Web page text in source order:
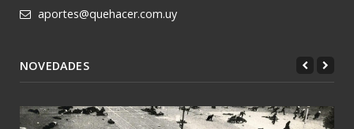
aportes@quehacer.com.uy
NOVEDADES